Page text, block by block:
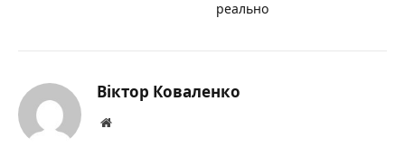
реально
Віктор Коваленко
Website